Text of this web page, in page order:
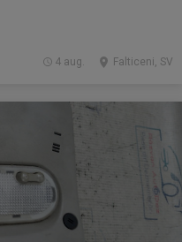
Falticeni, SV
4 aug.